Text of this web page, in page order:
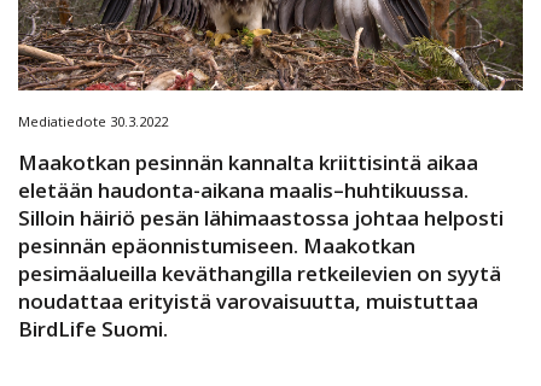
Mediatiedote 30.3.2022
Maakotkan pesinnän kannalta kriittisintä aikaa
eletään haudonta-aikana maalis–huhtikuussa.
Silloin häiriö pesän lähimaastossa johtaa helposti
pesinnän epäonnistumiseen. Maakotkan
pesimäalueilla keväthangilla retkeilevien on syytä
noudattaa erityistä varovaisuutta, muistuttaa
BirdLife Suomi.